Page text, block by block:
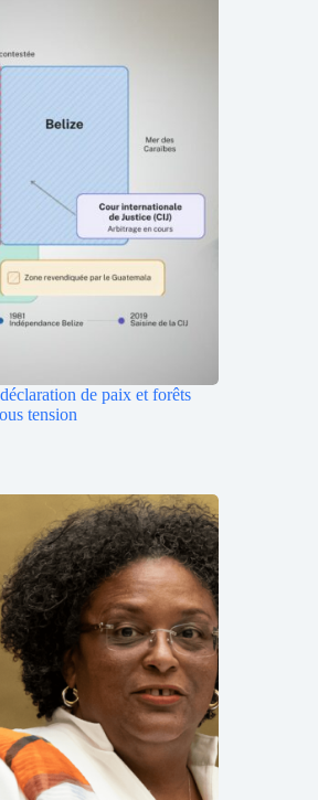
de paix et forêts
tension